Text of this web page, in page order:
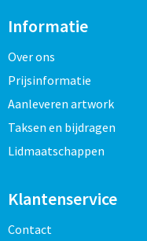
Informatie
Over ons
Prijsinformatie
Aanleveren artwork
Taksen en bijdragen
Lidmaatschappen
Klantenservice
Contact